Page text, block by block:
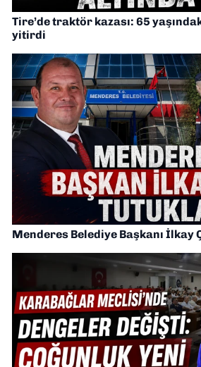
Tire’de traktör kazası: 65
yitirdi
Menderes Belediye Başkanı İlkay